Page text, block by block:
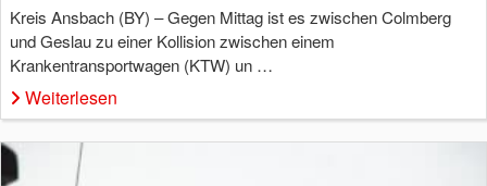
Kreis Ansbach (BY) – Gegen Mittag ist es zwischen Colmberg
und Geslau zu einer Kollision zwischen einem
Krankentransportwagen (KTW) un …
Weiterlesen